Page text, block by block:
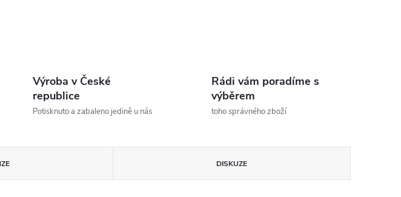
Výroba v České
republice
Potisknuto a zabaleno jedině u nás
Rádi vám poradíme s
výběrem
toho správného zboží
DISKUZE